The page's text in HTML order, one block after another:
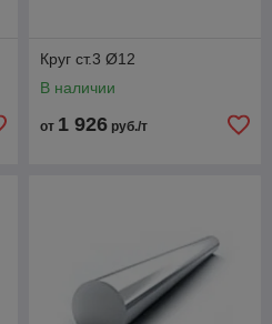
Круг ст.3 Ø12
В наличии
от 1 926 руб./т